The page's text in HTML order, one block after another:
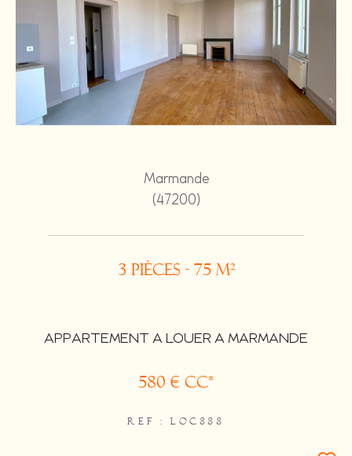
Marmande
(47200)
3 pièces - 75 m²
APPARTEMENT A LOUER A MARMANDE
580 € CC*
REF : LOC888